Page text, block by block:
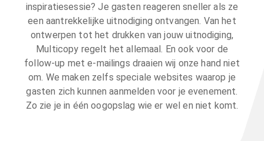
inspiratiesessie? Je gasten reageren sneller als ze
een aantrekkelijke uitnodiging ontvangen. Van het
ontwerpen tot het drukken van jouw uitnodiging,
Multicopy regelt het allemaal. En ook voor de
follow-up met e-mailings draaien wij onze hand niet
om. We maken zelfs speciale websites waarop je
gasten zich kunnen aanmelden voor je evenement.
Zo zie je in één oogopslag wie er wel en niet komt.